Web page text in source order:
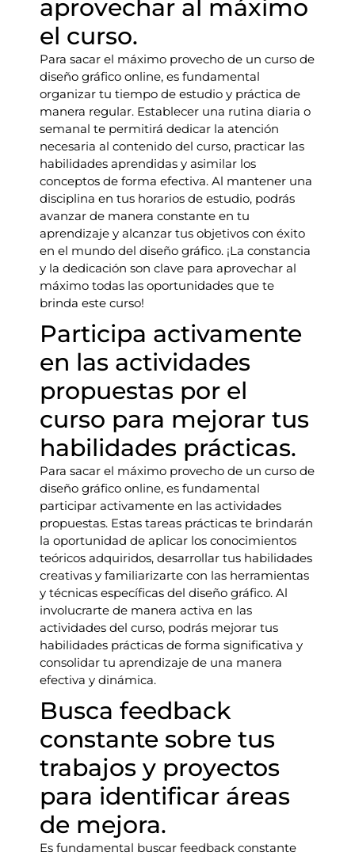
aprovechar al máximo
el curso.
Para sacar el máximo provecho de un curso de
diseño gráfico online, es fundamental
organizar tu tiempo de estudio y práctica de
manera regular. Establecer una rutina diaria o
semanal te permitirá dedicar la atención
necesaria al contenido del curso, practicar las
habilidades aprendidas y asimilar los
conceptos de forma efectiva. Al mantener una
disciplina en tus horarios de estudio, podrás
avanzar de manera constante en tu
aprendizaje y alcanzar tus objetivos con éxito
en el mundo del diseño gráfico. ¡La constancia
y la dedicación son clave para aprovechar al
máximo todas las oportunidades que te
brinda este curso!
Participa activamente
en las actividades
propuestas por el
curso para mejorar tus
habilidades prácticas.
Para sacar el máximo provecho de un curso de
diseño gráfico online, es fundamental
participar activamente en las actividades
propuestas. Estas tareas prácticas te brindarán
la oportunidad de aplicar los conocimientos
teóricos adquiridos, desarrollar tus habilidades
creativas y familiarizarte con las herramientas
y técnicas específicas del diseño gráfico. Al
involucrarte de manera activa en las
actividades del curso, podrás mejorar tus
habilidades prácticas de forma significativa y
consolidar tu aprendizaje de una manera
efectiva y dinámica.
Busca feedback
constante sobre tus
trabajos y proyectos
para identificar áreas
de mejora.
Es fundamental buscar feedback constante